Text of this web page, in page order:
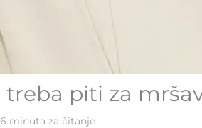
piti za
6 minuta za čitanje